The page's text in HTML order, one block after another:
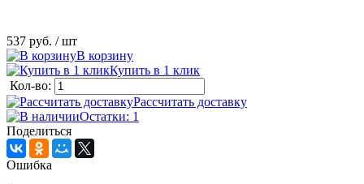
537 руб. / шт
В корзину
Купить в 1 клик
Кол-во:
Рассчитать доставку
Остатки: 1
Поделиться
Ошибка